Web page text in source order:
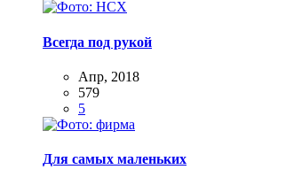
Всегда под рукой
Апр, 2018
579
5
Для самых маленьких